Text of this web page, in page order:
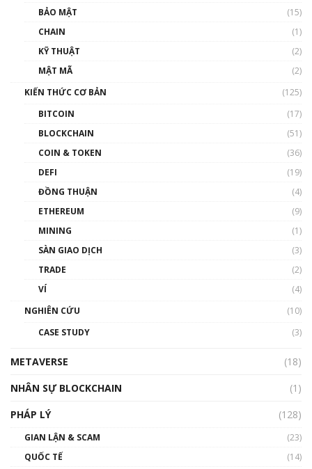
00:43:47
như thể nào?
00:39:31
Phổ cập Blockchain
thống & Crypto qua các cuộc chiến | Phổ cập
01:32:59
gió ấm
BẢO MẬT
(15)
CHAIN
(1)
KỸ THUẬT
(2)
MẬT MÃ
(2)
KIẾN THỨC CƠ BẢN
(125)
BITCOIN
(17)
BLOCKCHAIN
(51)
COIN & TOKEN
(36)
DEFI
(19)
ĐỒNG THUẬN
(4)
ETHEREUM
(9)
MINING
(1)
SÀN GIAO DỊCH
(3)
TRADE
(2)
VÍ
(4)
NGHIÊN CỨU
(10)
CASE STUDY
(3)
METAVERSE
(18)
NHÂN SỰ BLOCKCHAIN
(1)
PHÁP LÝ
(128)
GIAN LẬN & SCAM
(23)
QUỐC TẾ
(14)